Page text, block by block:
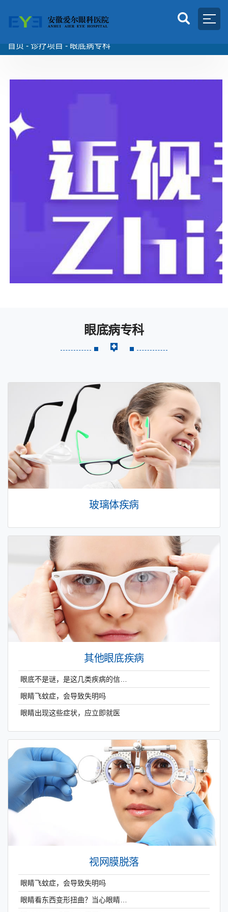
首页 - 诊疗项目 - 眼底病专科
眼底病专科
玻璃体疾病
其他眼底疾病
眼底不是谜，是这几类疾病的信…
眼睛飞蚊症，会导致失明吗
眼睛出现这些症状，应立即就医
视网膜脱落
眼睛飞蚊症，会导致失明吗
眼睛看东西变形扭曲？当心眼睛…